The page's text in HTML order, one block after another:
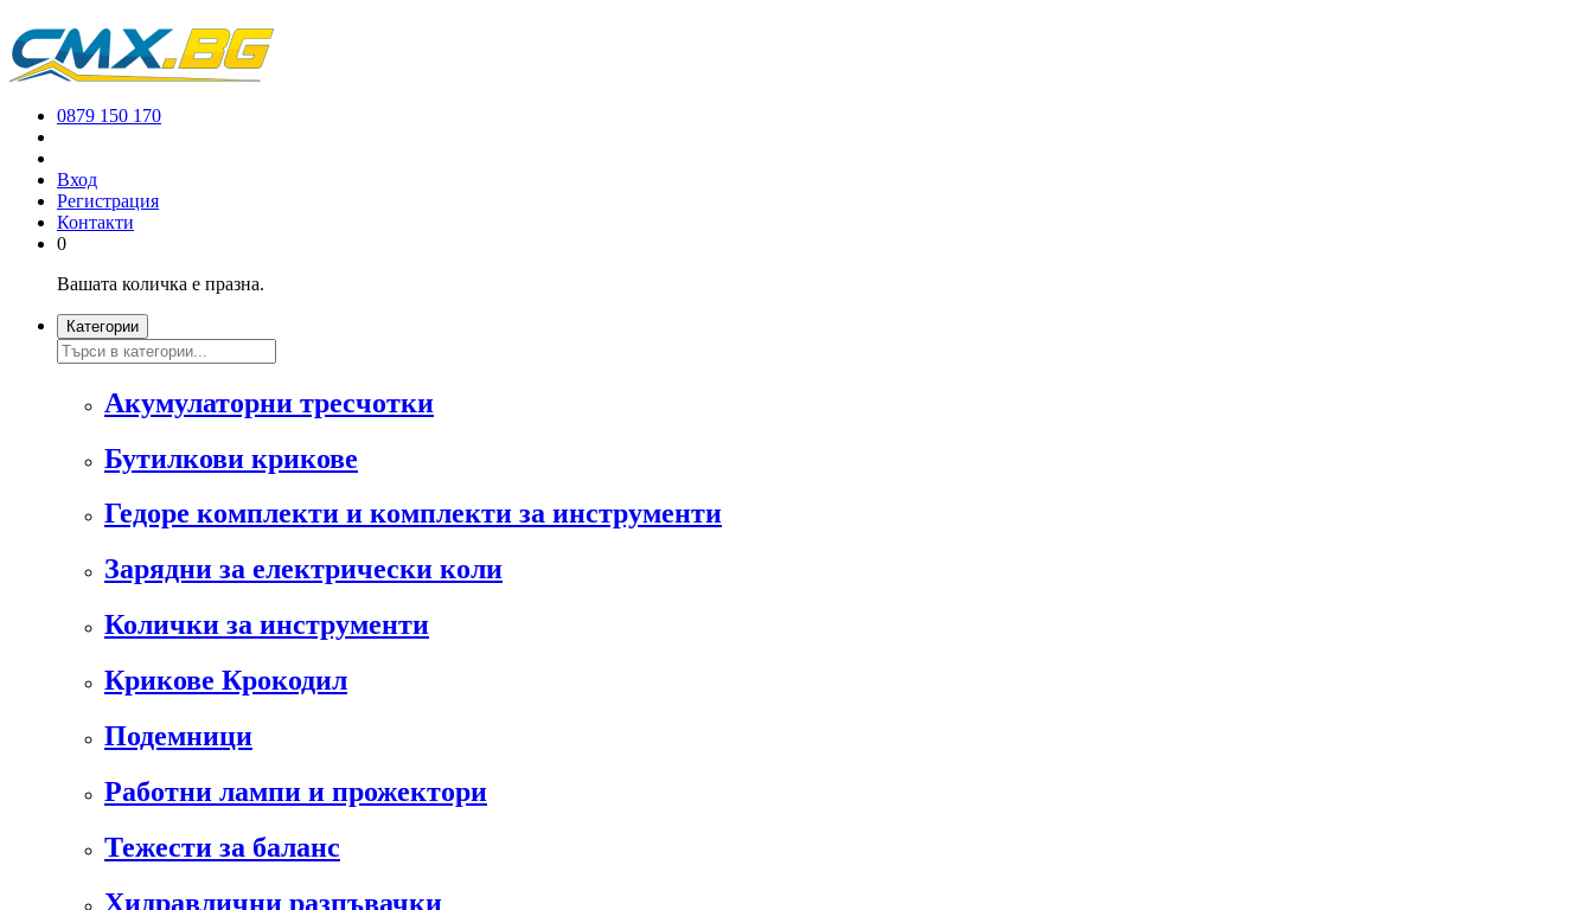
0879 150 170
Вход
Регистрация
Контакти
0
Вашата количка е празна.
Категории
Акумулаторни тресчотки
Бутилкови крикове
Гедоре комплекти и комплекти за инструменти
Зарядни за електрически коли
Колички за инструменти
Крикове Крокодил
Подемници
Работни лампи и прожектори
Тежести за баланс
Хидравлични разпъвачки